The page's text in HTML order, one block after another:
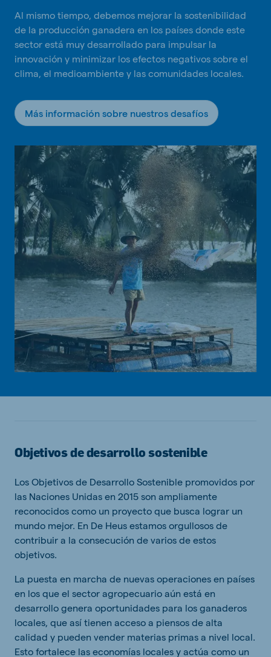
Al mismo tiempo, debemos mejorar la sostenibilidad
de la producción ganadera en los países donde este
sector está muy desarrollado para impulsar la
innovación y minimizar los efectos negativos sobre el
clima, el medioambiente y las comunidades locales.
Más información sobre nuestros desafíos
Objetivos de desarrollo sostenible
Los Objetivos de Desarrollo Sostenible promovidos por
las Naciones Unidas en 2015 son ampliamente
reconocidos como un proyecto que busca lograr un
mundo mejor. En De Heus estamos orgullosos de
contribuir a la consecución de varios de estos
objetivos.
La puesta en marcha de nuevas operaciones en países
en los que el sector agropecuario aún está en
desarrollo genera oportunidades para los ganaderos
locales, que así tienen acceso a piensos de alta
calidad y pueden vender materias primas a nivel local.
Esto fortalece las economías locales y actúa como un